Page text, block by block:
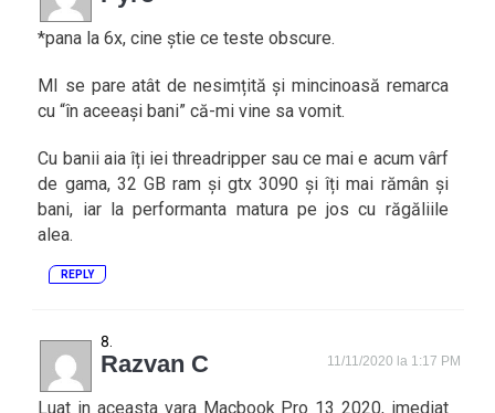
*pana la 6x, cine știe ce teste obscure.
MI se pare atât de nesimțită și mincinoasă remarca
cu “în aceeași bani” că-mi vine sa vomit.
Cu banii aia îți iei threadripper sau ce mai e acum vârf
de gama, 32 GB ram și gtx 3090 și îți mai rămân și
bani, iar la performanta matura pe jos cu răgăliile
alea.
REPLY
Razvan C 11/11/2020 la 1:17 PM
Luat in aceasta vara Macbook Pro 13 2020, imediat